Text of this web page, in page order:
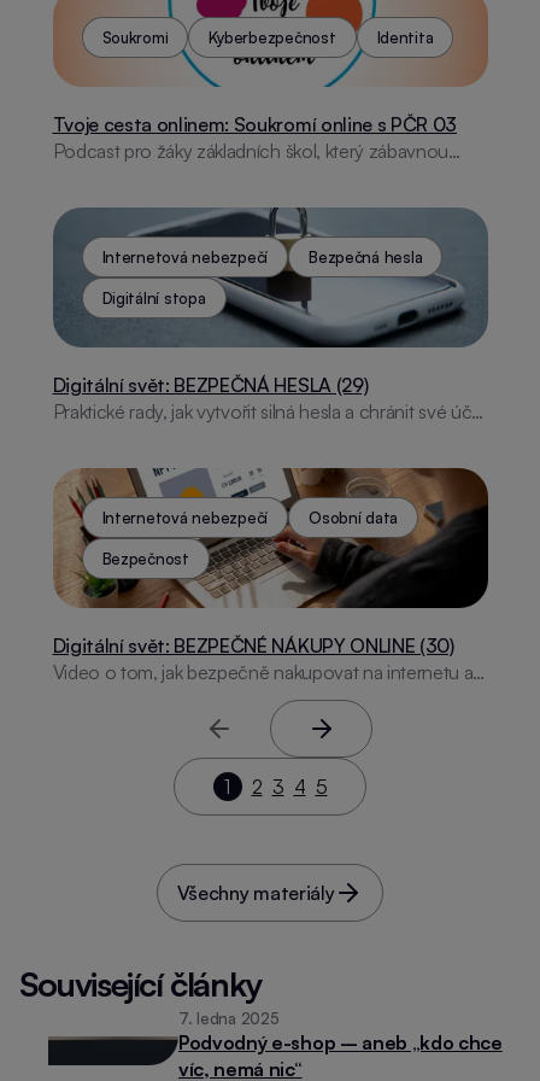
Soukromí Kyberbezpečnost Identita
Tvoje cesta onlinem: Soukromí online s PČR 03
Podcast pro žáky základních škol, který zábavnou
prostředí a předcházet jeho zneužití.
Internetová nebezpečí Bezpečná hesla
Digitální stopa
Digitální svět: BEZPEČNÁ HESLA (29)
Praktické rady, jak vytvořit silná hesla a chránit své účty
Internetová nebezpečí Osobní data
Bezpečnost
Digitální svět: BEZPEČNÉ NÁKUPY ONLINE (30)
Video o tom, jak bezpečně nakupovat na internetu a
Předchozí stránka
Další stránka
1 2 3 4 5
Všechny materiály
Související články
7. ledna 2025
Podvodný e-shop – aneb „kdo chce
víc, nemá nic“